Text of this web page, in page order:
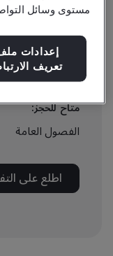
مدة
متاح للحجز:
الفصول العامة
اطلع على
مستوى وسائل
إعدادات
تعريف